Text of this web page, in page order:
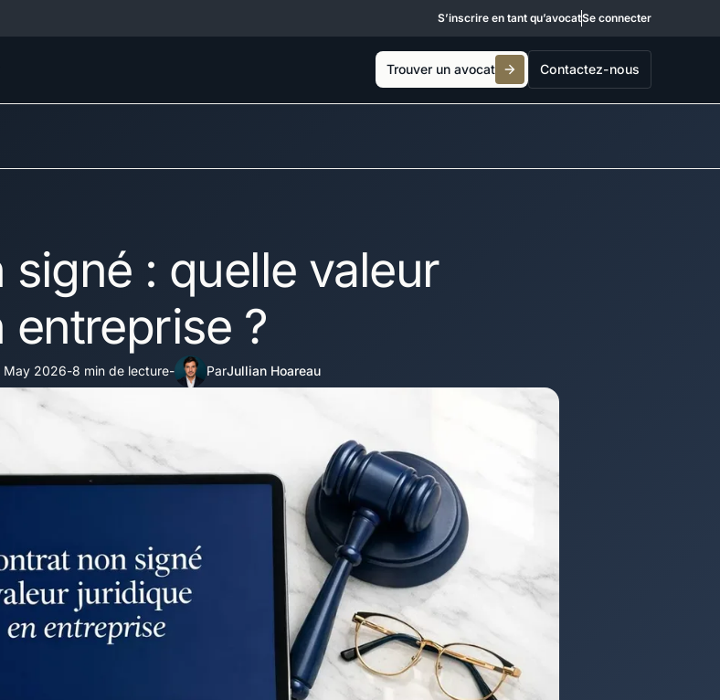
S’inscrire en tant qu’avocatSe connecter
Trouver un avocat Contactez-nous
signé : quelle valeur
?
May 2026-8 min de lecture- ParJullian Hoareau